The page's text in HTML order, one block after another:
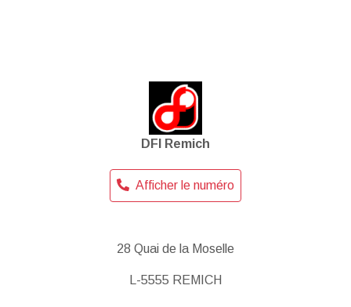
DFI Remich
Afficher le numéro
28 Quai de la Moselle
L-5555 REMICH